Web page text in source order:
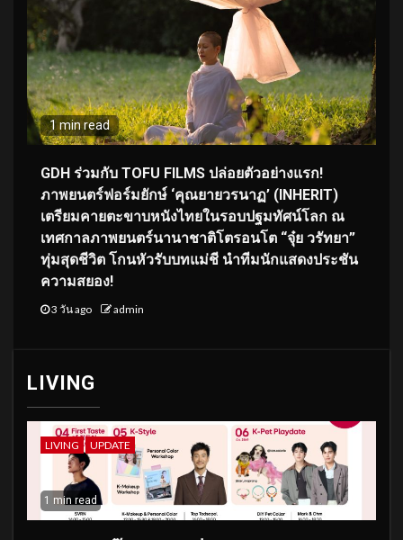
1 min read
GDH ร่วมกับ TOFU FILMS ปล่อยตัวอย่างแรก!
ภาพยนตร์ฟอร์มยักษ์ ‘คุณยายวรนาฏ’ (INHERIT)
เตรียมคายตะขาบหนังไทยในรอบปฐมทัศน์โลก ณ
เทศกาลภาพยนตร์นานาชาติโตรอนโต “จุ๋ย วรัทยา”
ทุ่มสุดชีวิต โกนหัวรับบทแม่ชี นำทีมนักแสดงประชัน
ความสยอง!
3 วัน ago admin
LIVING
LIVING UPDATE
1 min read